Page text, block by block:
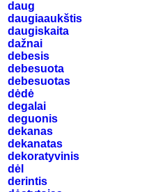
daug
daugiaaukštis
daugiskaita
dažnai
debesis
debesuota
debesuotas
dėdė
degalai
deguonis
dekanas
dekanatas
dekoratyvinis
dėl
derintis